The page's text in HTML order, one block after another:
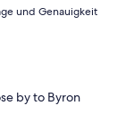
und Genauigkeit
by to Byron